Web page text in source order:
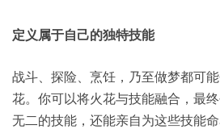
定义属于自己的独特技能
战斗、探险、烹饪，乃至做梦都可
花。你可以将火花与技能融合，最
无二的技能，还能亲自为这些技能命